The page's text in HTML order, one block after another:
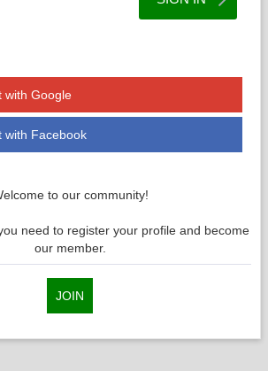
with Google
with Facebook
to our community!
need to register your profile and become
our member.
JOIN